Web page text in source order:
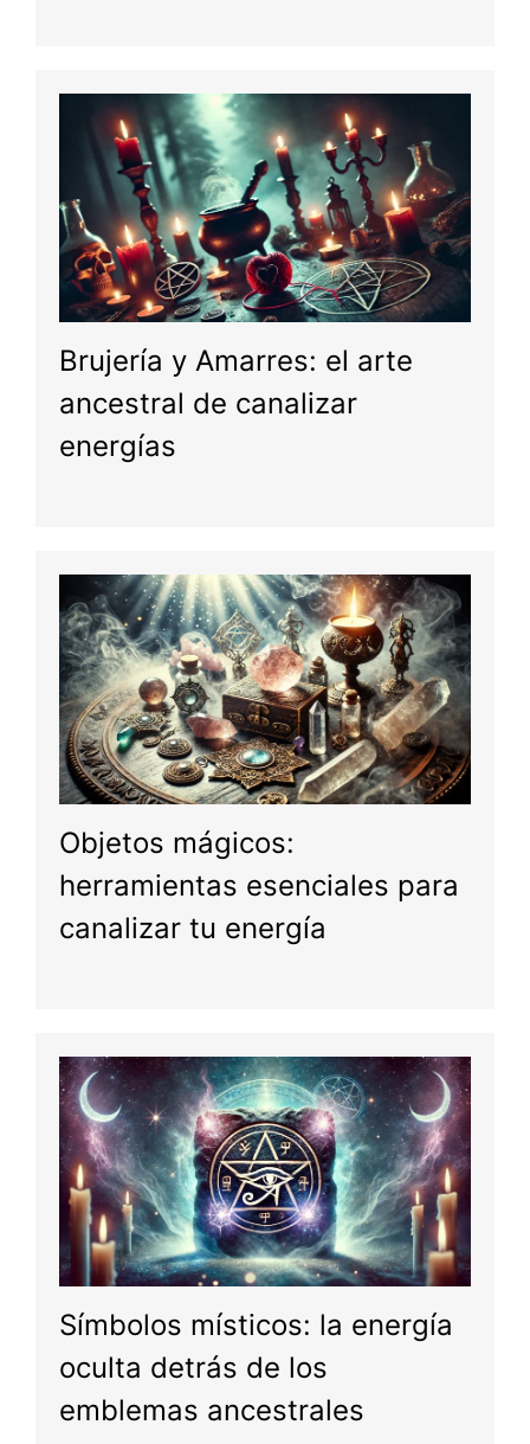
Brujería y Amarres: el arte
ancestral de canalizar
energías
Objetos mágicos:
herramientas esenciales para
canalizar tu energía
Símbolos místicos: la energía
oculta detrás de los
emblemas ancestrales